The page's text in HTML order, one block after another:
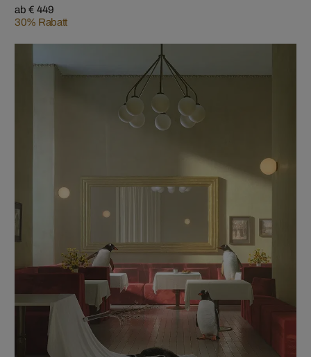
ab € 449
30% Rabatt